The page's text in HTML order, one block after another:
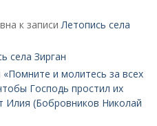
к записиЛетопись села
села Зирган
«Помните и молитесь за всех
Господь простил их
Илия (Бобровников Николай